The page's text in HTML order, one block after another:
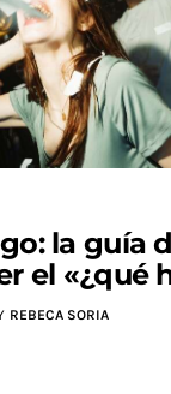
la guía
el «¿qué
REBECA SORIA